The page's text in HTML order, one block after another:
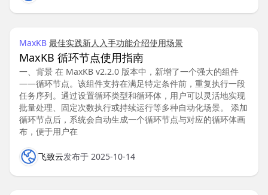
MaxKB 最佳实践新人入手功能介绍使用场景
MaxKB 循环节点使用指南
一、背景 在 MaxKB v2.2.0 版本中，新增了一个强大的组件
——循环节点。该组件支持在满足特定条件前，重复执行一段
任务序列。通过设置循环类型和循环体，用户可以灵活地实现
批量处理、固定次数执行或持续运行等多种自动化场景。 添加
循环节点后，系统会自动生成一个循环节点与对应的循环体画
布，便于用户在
飞致云发布于 2025-10-14